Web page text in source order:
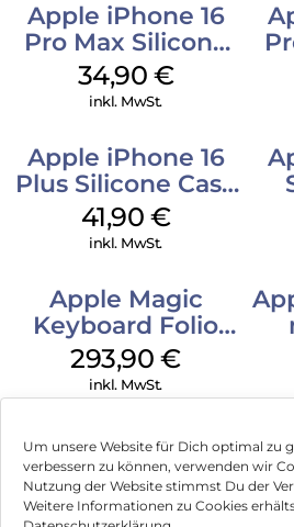
Um unsere Website für Dich optimal zu
verbessern zu können, verwenden wir
Nutzung der Website stimmst Du der
Weitere Informationen zu Cookies
Apple iPhone 16
Pro Max Silicone
Case MagSafe
Denim
34,90 €
inkl. MwSt.
Apple iPhone 16
Plus Silicone Case
MagSafe Stone
Gray
41,90 €
inkl. MwSt.
Apple Magic
Keyboard Folio
iPad 10.9″ (10.Gen.)
Weiß
293,90€
inkl. MwSt.
Impressum